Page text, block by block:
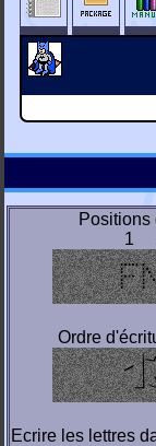
Positions
1
Ordre
Ecrire les lettres